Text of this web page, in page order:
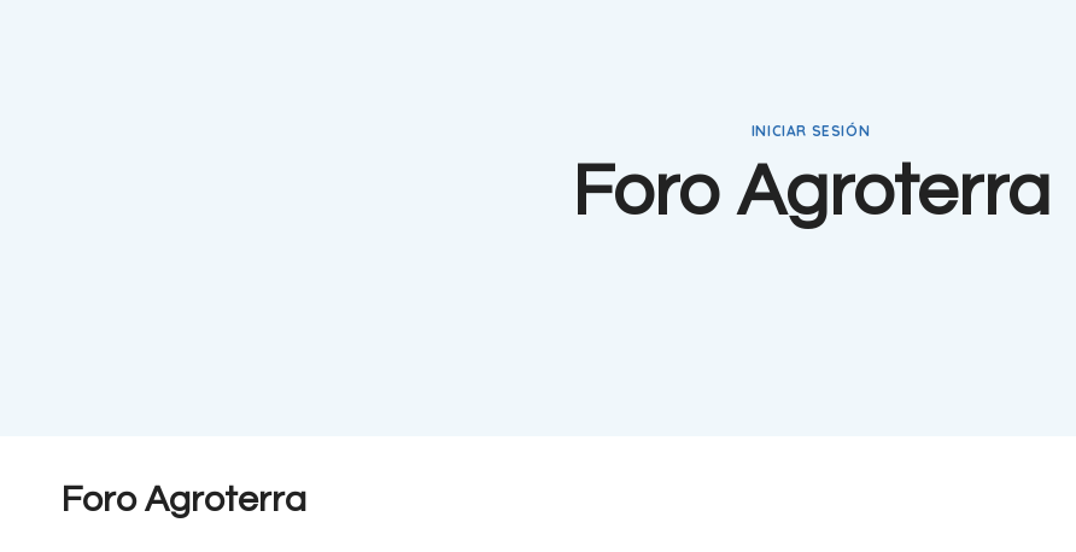
INICIAR SESIÓN
Foro Agroterra
Foro Agroterra